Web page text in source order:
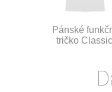
Pánské
tričko Classic